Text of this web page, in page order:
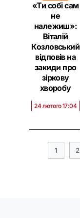
«Ти собі сам
не
належиш»:
Віталій
Козловський
відповів на
закиди про
зіркову
хворобу
24 лютого 17:04
1 2